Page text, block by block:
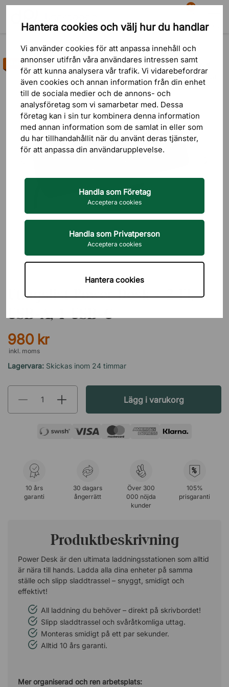
Hantera cookies och välj hur du handlar
Vi använder cookies för att anpassa innehåll och
annonser utifrån våra användares intressen samt
för att kunna analysera vår trafik. Vi vidarebefordrar
även cookies och annan information från din enhet
till de sociala medier och de annons- och
analysföretag som vi samarbetar med. Dessa
företag kan i sin tur kombinera denna information
med annan information som de samlat in eller som
du har tillhandahållit när du använt deras tjänster,
för att anpassa din användarupplevelse.
Handla som Företag
Acceptera cookies
Handla som Privatperson
Acceptera cookies
Hantera cookies
Sök
81
Varukorg Meny
38 omdömen
Bästsäljare
Uttagslist Power Desk - 2 El, 1
USB-A, 1 USB-C
980 kr
inkl. moms
Lagervara: Skickas inom 24 timmar
Lägg i varukorg
10 års
garanti
30 dagars
ångerrätt
Över 300
000 nöjda
kunder
%
105%
prisgaranti
Produktbeskrivning
Power Desk är den ultimata laddningsstationen som alltid
är nära till hands. Ladda alla dina enheter på samma
ställe och slipp sladdtrassel – snyggt, smidigt och
effektivt!
All laddning du behöver – direkt på skrivbordet!
Slipp sladdtrassel och svåråtkomliga uttag.
Monteras smidigt på ett par sekunder.
Alltid 10 års garanti.
Mer organiserad och ren arbetsplats: